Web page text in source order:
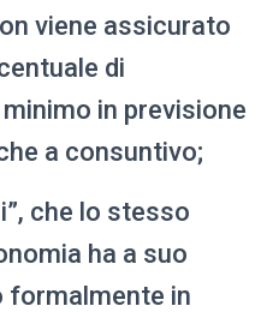
viene assicurato
di
in previsione
a consuntivo;
che lo stesso
ha a suo
in